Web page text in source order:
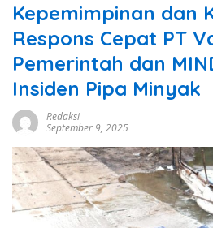
Kepemimpinan dan
Respons Cepat PT
Pemerintah dan
Insiden Pipa Minyak
Redaksi
September 9, 2025